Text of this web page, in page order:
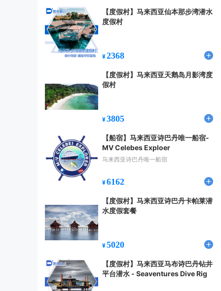
【度假村】马来西亚仙本那步湾潜水
度假村
¥2368
【度假村】马来西亚天鹅岛月影湾度
假村
¥3805
【船宿】马来西亚诗巴丹唯一船宿-
MV Celebes Exploer
马来西亚诗巴丹唯一船宿
¥6162
【度假村】马来西亚诗巴丹卡帕莱潜
水度假套餐
¥5020
【度假村】马来西亚马布诗巴丹钻井
平台潜水 - Seaventures Dive Rig